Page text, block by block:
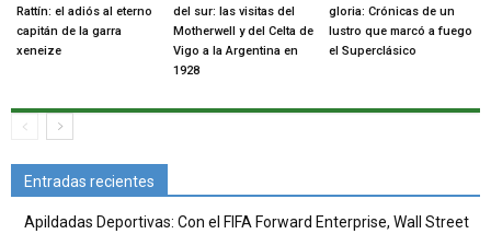
Rattín: el adiós al eterno
capitán de la garra
xeneize
del sur: las visitas del
Motherwell y del Celta de
Vigo a la Argentina en
1928
gloria: Crónicas de un
lustro que marcó a fuego
el Superclásico
Entradas recientes
Apildadas Deportivas: Con el FIFA Forward Enterprise, Wall Street